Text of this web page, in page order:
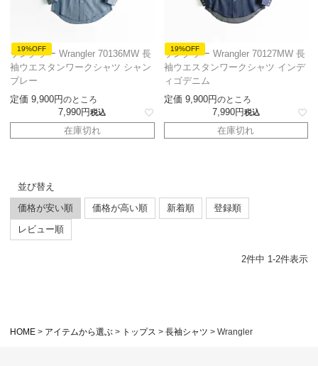
19%OFF
ラングラー Wrangler 70136MW 長
袖ウエスタンワークシャツ シャン
ブレー
定価 9,900 のところ
7,990 税込
在庫切れ
19%OFF
ラングラー Wrangler 70127MW 長
袖ウエスタンワークシャツ インデ
ィゴデニム
定価 9,900 のところ
7,990 税込
在庫切れ
並び替え
価格が安い順
価格が高い順 新着順
登録順
レビュー順
2件中 1-2件表示
HOME アイテムから選ぶ トップス 長袖シャツ Wrangler